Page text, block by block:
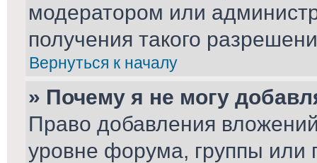
модератором или
получения такого
Вернуться к началу
» Почему я не могу
Право добавления
уровне форума, группы или